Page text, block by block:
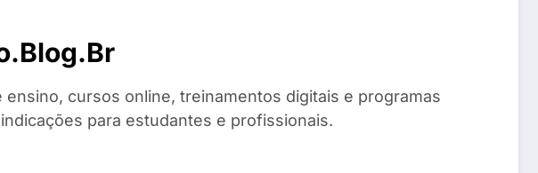
cursos online, treinamentos digitais e programas
para estudantes e profissionais.